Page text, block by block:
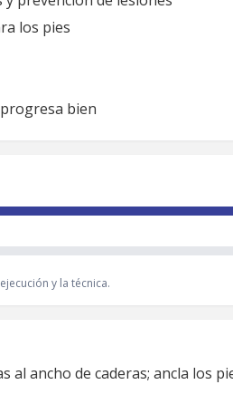
los pies
bien
y la técnica.
al ancho de caderas; ancla los